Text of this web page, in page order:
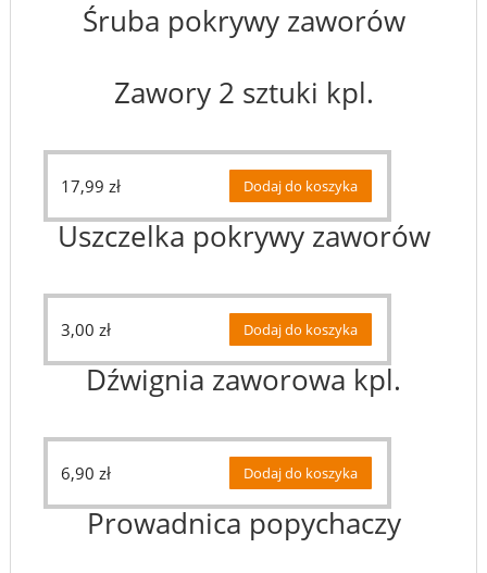
Śruba pokrywy zaworów
Zawory 2 sztuki kpl.
17,99 zł Dodaj do koszyka
Uszczelka pokrywy zaworów
3,00 zł Dodaj do koszyka
Dźwignia zaworowa kpl.
6,90 zł Dodaj do koszyka
Prowadnica popychaczy